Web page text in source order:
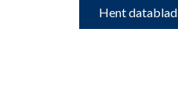
Hent datablad